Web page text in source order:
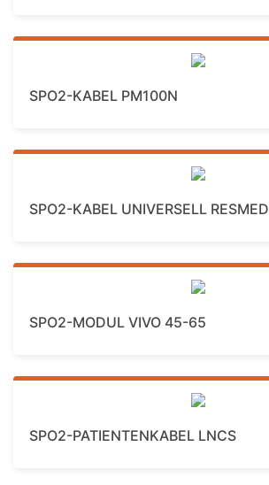
Mehr Details
SPO2-KABEL PM100N
Mehr Details
SPO2-KABEL UNIVERSELL RESMED
Mehr Details
SPO2-MODUL VIVO 45-65
Mehr Details
SPO2-PATIENTENKABEL LNCS